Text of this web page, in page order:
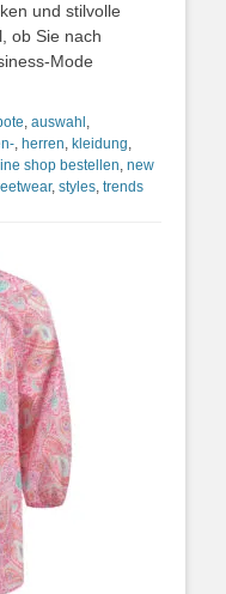
und stilvolle
ob Sie nach
Mode
, auswahl ,
, herren, kleidung,
shop bestellen, new
, styles, trends